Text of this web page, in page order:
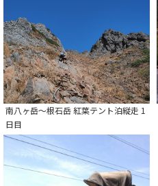
南八ヶ岳～根石岳 紅葉テント泊縦走 1
日目